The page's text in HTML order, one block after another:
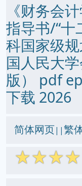
《财务会
指导书/“十
科国家级
国人民大
版） pdf
下载 2026
简体网页||繁
☆☆☆☆